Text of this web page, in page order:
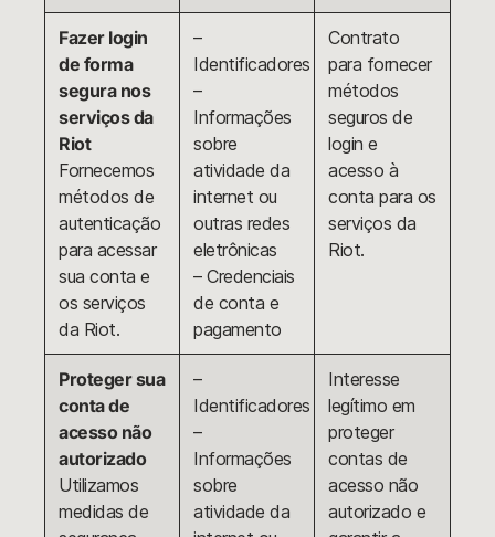
Fazer login
de forma
segura nos
serviços da
Riot
Fornecemos
métodos de
autenticação
para acessar
sua conta e
os serviços
da Riot.
–
Identificadores
–
Informações
sobre
atividade da
internet ou
outras redes
eletrônicas
– Credenciais
de conta e
pagamento
Contrato
para fornecer
métodos
seguros de
login e
acesso à
conta para os
serviços da
Riot.
Proteger sua
conta de
acesso não
autorizado
Utilizamos
medidas de
–
Identificadores
–
Informações
sobre
atividade da
Interesse
legítimo em
proteger
contas de
acesso não
autorizado e